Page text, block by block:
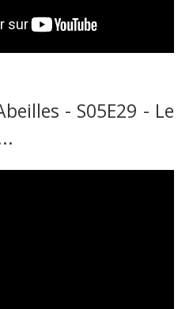
- S05E29 - Le